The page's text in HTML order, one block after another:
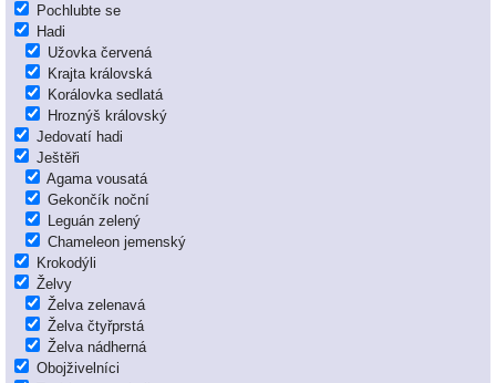
Pochlubte se
Hadi
Užovka červená
Krajta královská
Korálovka sedlatá
Hroznýš královský
Jedovatí hadi
Ještěři
Agama vousatá
Gekončík noční
Leguán zelený
Chameleon jemenský
Krokodýli
Želvy
Želva zelenavá
Želva čtyřprstá
Želva nádherná
Obojživelníci